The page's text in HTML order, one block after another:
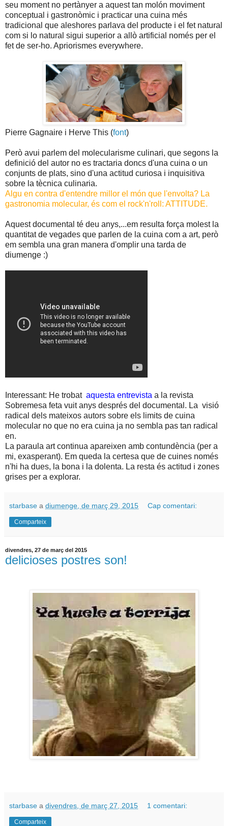
seu moment no pertànyer a aquest tan molón moviment
conceptual i gastronòmic i practicar una cuina més
tradicional que aleshores parlava del producte i el fet natural
com si lo natural sigui superior a allò artificial només per el
fet de ser-ho. Apriorismes everywhere.
Pierre Gagnaire i Herve This (font)
Però avui parlem del molecularisme culinari, que segons la
definició del autor no es tractaria doncs d'una cuina o un
conjunts de plats, sino d'una actitud curiosa i inquisitiva
sobre la tècnica culinaria.
Algu en contra d'entendre millor el món que l'envolta? La
gastronomia molecular, és com el rock'n'roll: ATTITUDE.
Aquest documental té deu anys,...em resulta força molest la
quantitat de vegades que parlen de la cuina com a art, però
em sembla una gran manera d'omplir una tarda de
diumenge :)
Interessant: He trobat aquesta entrevista a la revista
Sobremesa feta vuit anys després del documental. La visió
radical dels mateixos autors sobre els limits de cuina
molecular no que no era cuina ja no sembla pas tan radical
en.
La paraula art continua apareixen amb contundència (per a
mi, exasperant). Em queda la certesa que de cuines només
n'hi ha dues, la bona i la dolenta. La resta és actitud i zones
grises per a explorar.
starbase a diumenge, de març 29, 2015 Cap comentari:
Comparteix
divendres, 27 de març del 2015
delicioses postres son!
starbase a divendres, de març 27, 2015 1 comentari:
Comparteix